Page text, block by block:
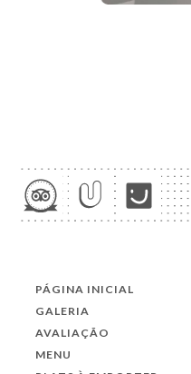
PÁGINA INICIAL
GALERIA
AVALIAÇÃO
MENU